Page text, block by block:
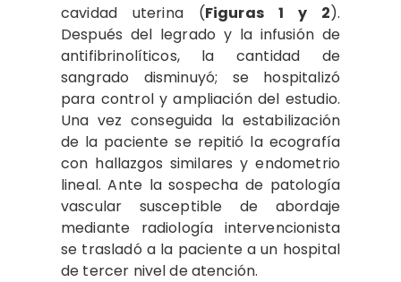
cavidad uterina (Figuras 1 y 2).
Después del legrado y la infusión de
antifibrinolíticos, la cantidad de
sangrado disminuyó; se hospitalizó
para control y ampliación del estudio.
Una vez conseguida la estabilización
de la paciente se repitió la ecografía
con hallazgos similares y endometrio
lineal. Ante la sospecha de patología
vascular susceptible de abordaje
mediante radiología intervencionista
se trasladó a la paciente a un hospital
de tercer nivel de atención.